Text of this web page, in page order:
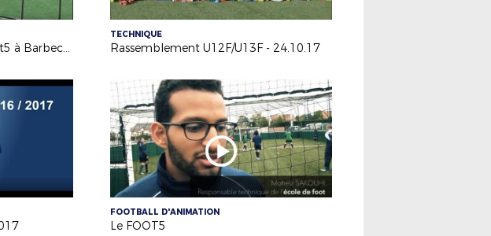
Inauguration du terrain Foot5 à Barbechat - US Loire et Divatte - 04/11/17
TECHNIQUE
Rassemblement U12F/U13F - 24.10.17
FOOTBALL D'ANIMATION
Le FOOT5